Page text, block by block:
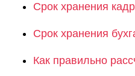
Срок хранения
Срок хранения
Как правильно